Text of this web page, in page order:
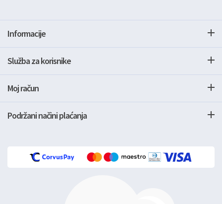
Informacije
Služba za korisnike
Moj račun
Podržani načini plaćanja